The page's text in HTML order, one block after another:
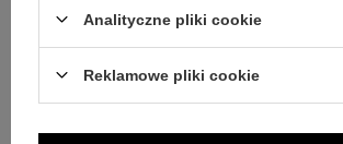
Podana aukcja dotyczy złotego koloru;
kolor, zapoznaj się z pozostałymi ofertami.
Analityczne pliki cookie
Reklamowe pliki cookie